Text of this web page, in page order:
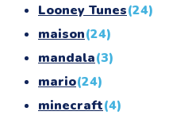
Looney Tunes(24)
maison(24)
mandala(3)
mario(24)
minecraft(4)